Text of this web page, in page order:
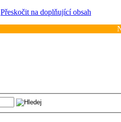
Přeskočit na doplňující obsah